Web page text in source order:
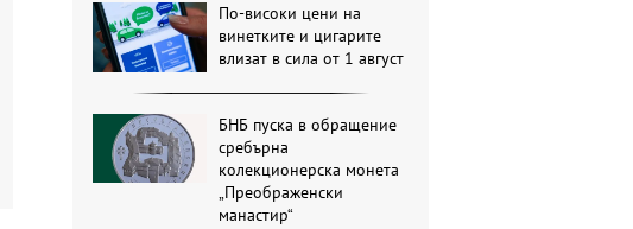
По-високи цени на
винетките и цигарите
влизат в сила от 1 август
БНБ пуска в обращение
сребърна
колекционерска монета
„Преображенски
манастир“